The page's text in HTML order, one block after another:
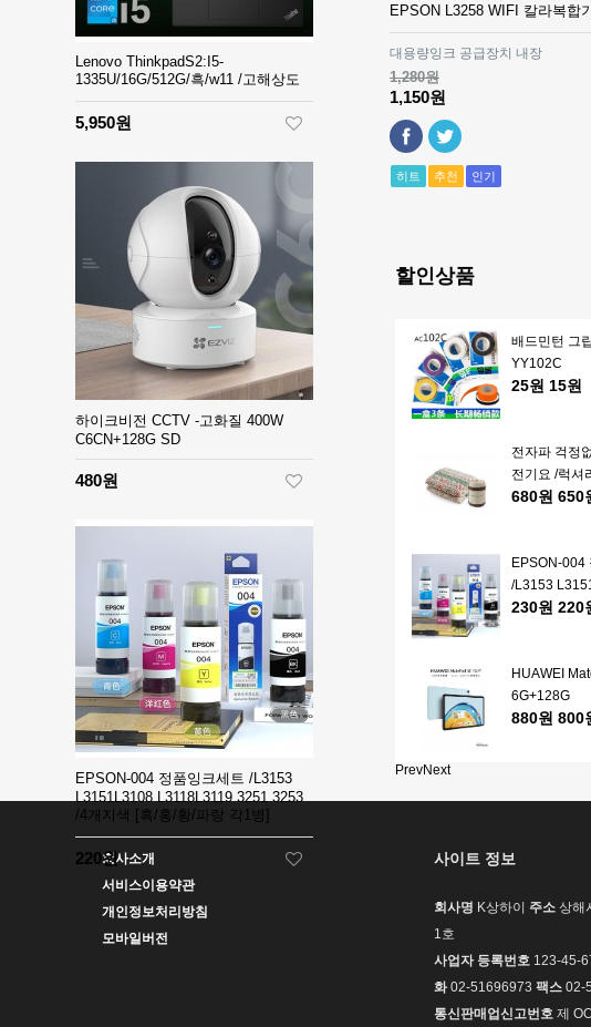
Lenovo ThinkpadS2:I5-
1335U/16G/512G/흑/w11 /고해상도
5,950원
하이크비전 CCTV -고화질 400W
C6CN+128G SD
480원
EPSON-004 정품잉크세트 /L3153
L3151L3108 L3118L3119 3251 3253
/4개지색 [흑/홍/황/파랑 각1병]
220원
EPSON L3258 WIFI 칼라복합
대용량잉크 공급장치 내장
1,280원
1,150원
히트 추천 인기
할인상품
전자파 걱정
전기요 /럭셔
680원
EPSON-
개지색 [흑/
배드민턴 그
YY102C
25원 15원
전자파 걱정
전기요 /럭셔
680원 650
EPSON-004
/L3153
L3118L3119
230원 220
HUAWEI
6G+128G
880원 800
전기요 /럭셔
EPSON-004
PrevNext
회사소개
서비스이용약관
개인정보처리방침
모바일버전
사이트 정보
회사명 K상하이 주소 상해
1호
사업자 등록번호 123-45-
화02-51696973 팩스 02-
통신판매업신고번호 제